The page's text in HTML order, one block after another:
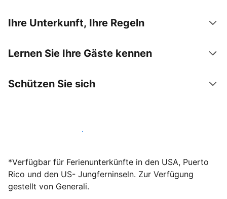
Ihre Unterkunft, Ihre Regeln
Lernen Sie Ihre Gäste kennen
Schützen Sie sich
Werden Sie noch heute Gastgeber
*Verfügbar für Ferienunterkünfte in den USA, Puerto
Rico und den US- Jungferninseln. Zur Verfügung
gestellt von Generali.